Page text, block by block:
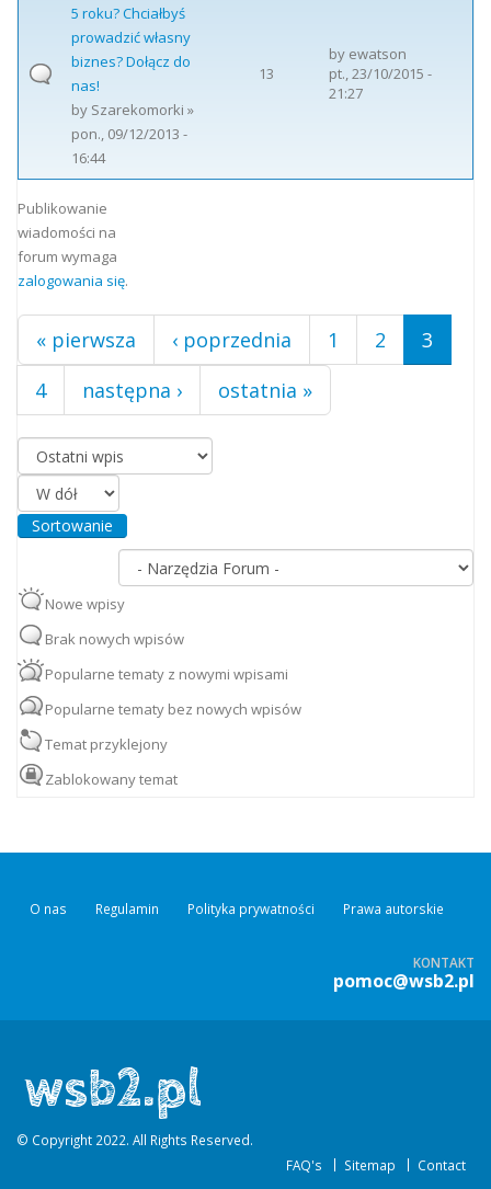
5 roku? Chciałbyś
prowadzić własny
biznes? Dołącz do
nas!
by Szarekomorki »
pon., 09/12/2013 -
16:44
13
by ewatson
pt., 23/10/2015 -
21:27
Publikowanie
wiadomości na
forum wymaga
zalogowania się.
Strony
« pierwsza ‹ poprzednia 1 2
3
4
następna › ostatnia »
Porządkuj według
Sortowanie
Nowe wpisy
Brak nowych wpisów
Popularne tematy z nowymi wpisami
Popularne tematy bez nowych wpisów
Temat przyklejony
Zablokowany temat
O nas Regulamin Polityka prywatności Prawa autorskie
KONTAKT
pomoc@wsb2.pl
© Copyright 2022. All Rights Reserved.
FAQ's
Sitemap Contact